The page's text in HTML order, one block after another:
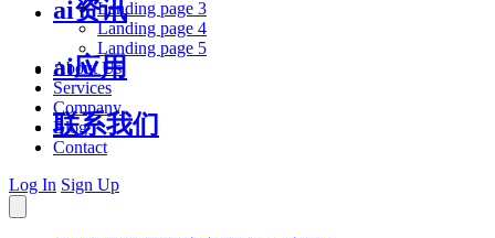
ai资讯
ai应用
联系我们
Landing page 3
Landing page 4
Landing page 5
About Us
Services
Company
Blog
Contact
Log In Sign Up